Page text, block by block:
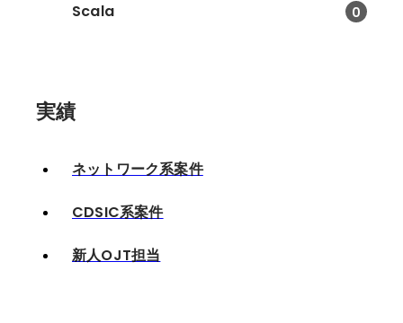
Scala 0
実績
ネットワーク系案件
CDSIC系案件
新人OJT担当